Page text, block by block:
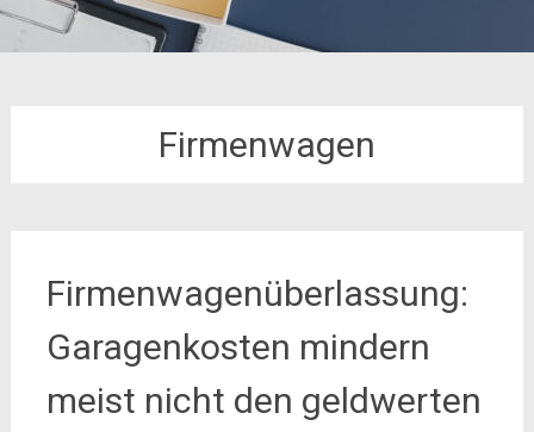
Firmenwagen
Firmenwagenüberlassung:
Garagenkosten mindern
meist nicht den geldwerten